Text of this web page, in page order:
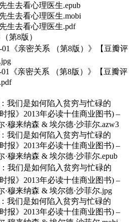
生去看心理医生.epub
生去看心理医生.mobi
生去看心理医生.pdf
第8版）
《亲密关系 （第8版）》【豆瓣评
01《亲密关系 （第8版）》【豆瓣评
我们是如何陷入贫穷与忙碌的
报》2013年必读十佳商业图书) –
·穆来纳森 & 埃尔德·沙菲尔.azw3
我们是如何陷入贫穷与忙碌的
报》2013年必读十佳商业图书) –
·穆来纳森 & 埃尔德·沙菲尔.epub
我们是如何陷入贫穷与忙碌的
报》2013年必读十佳商业图书) –
·穆来纳森 & 埃尔德·沙菲尔.jpg
我们是如何陷入贫穷与忙碌的
报》2013年必读十佳商业图书) –